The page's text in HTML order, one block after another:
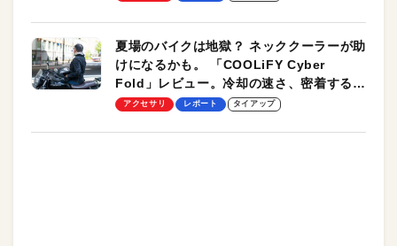
夏場のバイクは地獄？ ネッククーラーが助
けになるかも。 「COOLiFY Cyber
Fold」レビュー。冷却の速さ、密着する冷
却プレート、シンプルな操作性がグッド！
アクセサリ レポート タイアップ